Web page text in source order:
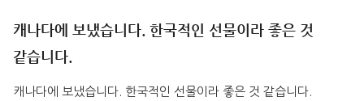
캐나다에 보냈습니다. 한국적인 선물이라 좋은 것
같습니다.
캐나다에 보냈습니다. 한국적인 선물이라 좋은 것 같습니다.